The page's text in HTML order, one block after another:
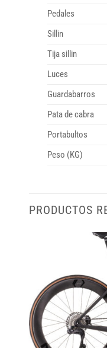
Pedales
Sillin
Tija sillin
Luces
Guardabarros
Pata de cabra
Portabultos
Peso (KG)
PRODUCTOS